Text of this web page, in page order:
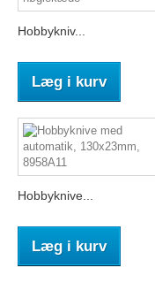
Hobbykniv...
Læg i kurv
Hobbyknive...
Læg i kurv